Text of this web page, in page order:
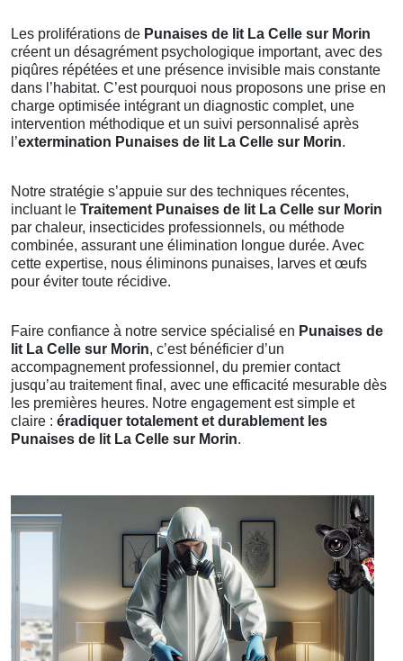
Les proliférations de Punaises de lit La Celle sur Morin
créent un désagrément psychologique important, avec des
piqûres répétées et une présence invisible mais constante
dans l’habitat. C’est pourquoi nous proposons une prise en
charge optimisée intégrant un diagnostic complet, une
intervention méthodique et un suivi personnalisé après
l’extermination Punaises de lit La Celle sur Morin.
Notre stratégie s’appuie sur des techniques récentes,
incluant le Traitement Punaises de lit La Celle sur Morin
par chaleur, insecticides professionnels, ou méthode
combinée, assurant une élimination longue durée. Avec
cette expertise, nous éliminons punaises, larves et œufs
pour éviter toute récidive.
Faire confiance à notre service spécialisé en Punaises de
lit La Celle sur Morin, c’est bénéficier d’un
accompagnement professionnel, du premier contact
jusqu’au traitement final, avec une efficacité mesurable dès
les premières heures. Notre engagement est simple et
claire : éradiquer totalement et durablement les
Punaises de lit La Celle sur Morin.